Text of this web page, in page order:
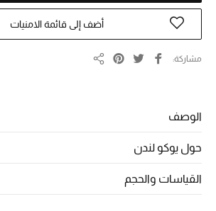
الحقائب النسائية
أحذية النسائية
الجمال
الأطفال
مستلزمات المنزل
أضف إلى قائمة الامنيات
مشاركة
الوصف
حول يوكو لندن
القياسات والحجم